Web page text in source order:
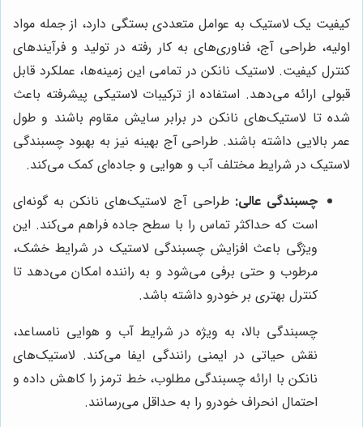
کیفیت یک لاستیک به عوامل متعددی بستگی دارد، از جمله مواد
اولیه، طراحی آج، فناوری‌های به کار رفته در تولید و فرآیندهای
کنترل کیفیت. لاستیک نانکن در تمامی این زمینه‌ها، عملکرد قابل
قبولی ارائه می‌دهد. استفاده از ترکیبات لاستیکی پیشرفته باعث
شده تا لاستیک‌های نانکن در برابر سایش مقاوم باشند و طول
عمر بالایی داشته باشند. طراحی آج بهینه نیز به بهبود چسبندگی
لاستیک در شرایط مختلف آب و هوایی و جاده‌ای کمک می‌کند.
چسبندگی عالی: طراحی آج لاستیک‌های نانکن به گونه‌ای
است که حداکثر تماس را با سطح جاده فراهم می‌کند. این
ویژگی باعث افزایش چسبندگی لاستیک در شرایط خشک،
مرطوب و حتی برفی می‌شود و به راننده امکان می‌دهد تا
کنترل بهتری بر خودرو داشته باشد.
چسبندگی بالا، به ویژه در شرایط آب و هوایی نامساعد،
نقش حیاتی در ایمنی رانندگی ایفا می‌کند. لاستیک‌های
نانکن با ارائه چسبندگی مطلوب، خط ترمز را کاهش داده و
احتمال انحراف خودرو را به حداقل می‌رسانند.